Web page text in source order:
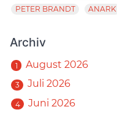
PETER BRANDT
ANARK
Archiv
1 August 2026
3 Juli 2026
4 Juni 2026